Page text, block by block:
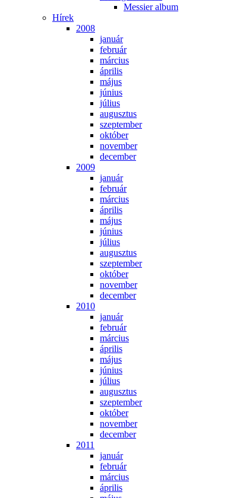
Mes­si­er al­bum
Hí­rek
2008
ja­nu­ár
feb­ru­ár
már­ci­us
áp­ri­lis
má­jus
jú­ni­us
jú­li­us
au­gusz­tus
szep­tem­ber
ok­tó­ber
no­vem­ber
de­cem­ber
2009
ja­nu­ár
feb­ru­ár
már­ci­us
áp­ri­lis
má­jus
jú­ni­us
jú­li­us
au­gusz­tus
szep­tem­ber
ok­tó­ber
no­vem­ber
de­cem­ber
2010
ja­nu­ár
feb­ru­ár
már­ci­us
áp­ri­lis
má­jus
jú­ni­us
jú­li­us
au­gusz­tus
szep­tem­ber
ok­tó­ber
no­vem­ber
de­cem­ber
2011
ja­nu­ár
feb­ru­ár
már­ci­us
áp­ri­lis